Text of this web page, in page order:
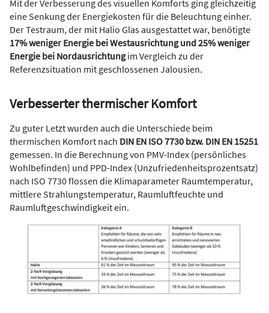
Mit der Verbesserung des visuellen Komforts ging gleichzeitig
eine Senkung der Energiekosten für die Beleuchtung einher.
Der Testraum, der mit Halio Glas ausgestattet war, benötigte
17% weniger Energie bei Westausrichtung und 25% weniger
Energie bei Nordausrichtungim Vergleich zu der
Referenzsituation mit geschlossenen Jalousien.
Verbesserter thermischer Komfort
Zu guter Letzt wurden auch die Unterschiede beim
thermischen Komfort nach DIN EN ISO 7730 bzw. DIN EN 15251
gemessen. In die Berechnung von PMV-Index (persönliches
Wohlbefinden) und PPD-Index (Unzufriedenheitsprozentsatz)
nach ISO 7730 flossen die Klimaparameter Raumtemperatur,
mittlere Strahlungstemperatur, Raumluftfeuchte und
Raumluftgeschwindigkeit ein.